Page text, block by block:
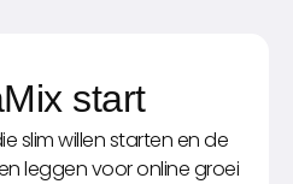
start
slim willen starten en de
leggen voor online groei